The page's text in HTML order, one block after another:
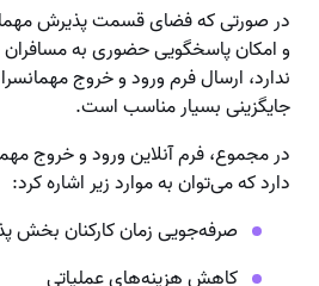
در صورتی که فضای قسمت پذیرش
و امکان پاسخگویی حضوری به
ندارد، ارسال فرم ورود و خروج
جایگزینی بسیار مناسب است.
در مجموع، فرم آنلاین ورود و خروج
دارد که می‌توان به موارد زیر اشاره کرد:
صرفه‌جویی زمان کارکنان بخش
کاهش هزینه‌های عملیاتی